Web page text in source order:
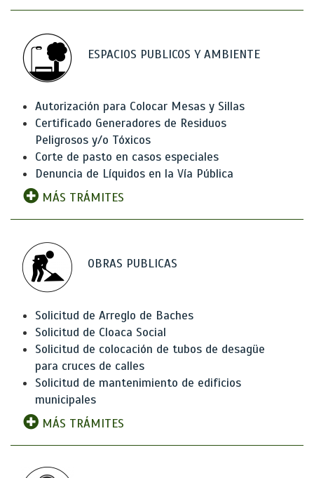
ESPACIOS PUBLICOS Y AMBIENTE
Autorización para Colocar Mesas y Sillas
Certificado Generadores de Residuos
Peligrosos y/o Tóxicos
Corte de pasto en casos especiales
Denuncia de Líquidos en la Vía Pública
MÁS TRÁMITES
OBRAS PUBLICAS
Solicitud de Arreglo de Baches
Solicitud de Cloaca Social
Solicitud de colocación de tubos de desagüe
para cruces de calles
Solicitud de mantenimiento de edificios
municipales
MÁS TRÁMITES